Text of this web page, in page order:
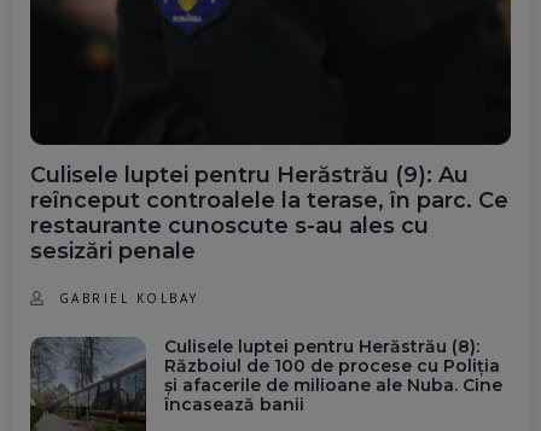
Culisele luptei pentru Herăstrău (9): Au
reînceput controalele la terase, în parc. Ce
restaurante cunoscute s-au ales cu
sesizări penale
GABRIEL KOLBAY
Culisele luptei pentru Herăstrău (8):
Războiul de 100 de procese cu Poliția
și afacerile de milioane ale Nuba. Cine
încasează banii